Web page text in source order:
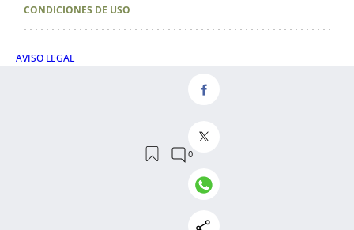
CONDICIONES DE USO
AVISO LEGAL